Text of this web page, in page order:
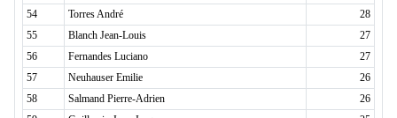
54
Torres André
28
55
Blanch Jean-Louis
27
56
Fernandes Luciano
27
57
Neuhauser Emilie
26
58
Salmand Pierre-Adrien
26